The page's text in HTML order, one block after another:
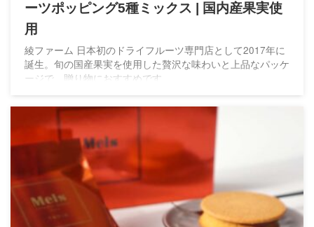
ーツポッピング5種ミックス | 国内産果実使
用
綾ファーム 日本初のドライフルーツ専門店として2017年に
誕生。旬の国産果実を使用した贅沢な味わいと上品なパッケ
ージで、贈り物におすすめです